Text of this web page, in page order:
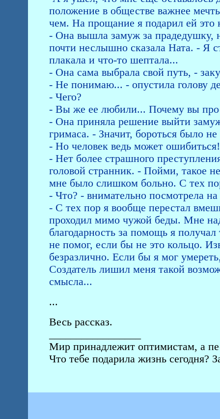
положение в обществе важнее
чем. На прощание я подарил ей это
- Она вышла замуж за прадедушку,
почти неслышно сказала Ната. - Я
плакала и что-то шептала...
- Она сама выбрала свой путь, -
- Не понимаю... - опустила голову
- Чего?
- Вы же ее любили... Почему вы
- Она приняла решение выйти
гримаса. - Значит, бороться было
- Но человек ведь может ошибиться!
- Нет более страшного
головой странник. - Пойми, такое
мне было слишком больно. С тех
- Что? - внимательно посмотрела на
- С тех пор я вообще перестал
проходил мимо чужой беды. Мне
благодарность за помощь я
не помог, если бы не это кольцо.
безразлично. Если бы я мог
Создатель лишил меня такой
смысла...
...
Весь рассказ.
Мир принадлежит оптимистам, а
Что тебе подарила жизнь сегодня?